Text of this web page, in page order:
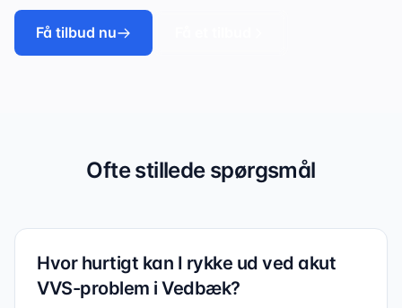
Få tilbud nu
Ofte stillede spørgsmål
Hvor hurtigt kan I rykke ud ved akut
VVS-problem i Vedbæk?